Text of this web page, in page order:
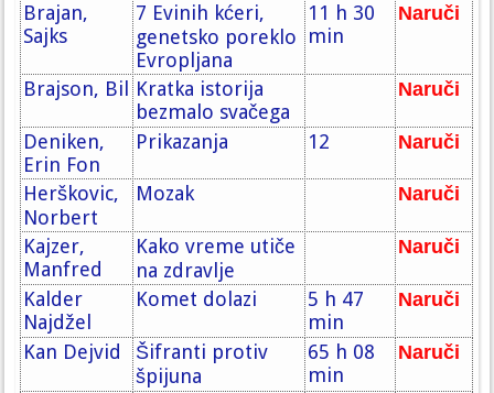
Brajan,
Sajks
7 Evinih kćeri,
genetsko poreklo
Evropljana
11 h 30
min
Naruči
Brajson, Bil
Kratka istorija
bezmalo svačega
Naruči
Deniken,
Erin Fon
Prikazanja 12 Naruči
Herškovic,
Norbert
Mozak Naruči
Kajzer,
Manfred
Kako vreme utiče
na zdravlje
Naruči
Kalder
Najdžel
Komet dolazi
5 h 47
min
Naruči
Kan Dejvid
Šifranti protiv
špijuna
65 h 08
min
Naruči